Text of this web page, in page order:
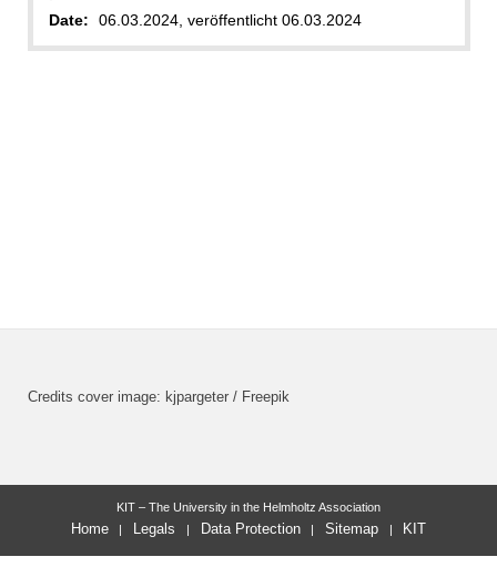
Date:
06.03.2024, veröffentlicht 06.03.2024
Credits cover image: kjpargeter / Freepik
KIT – The University in the Helmholtz Association
Home Legals Data Protection Sitemap KIT